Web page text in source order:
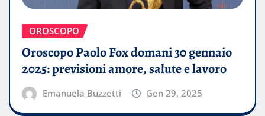
OROSCOPO
Oroscopo Paolo Fox domani 30 gennaio
2025: previsioni amore, salute e lavoro
Emanuela Buzzetti Gen 29, 2025